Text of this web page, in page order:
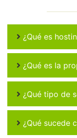
¿Qué es
¿Qué es la
¿Qué tipo de
¿Qué sucede